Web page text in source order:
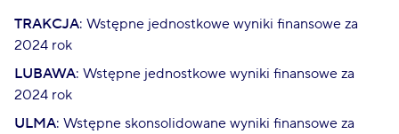
TRAKCJA: Wstępne jednostkowe wyniki finansowe za
2024 rok
LUBAWA: Wstępne jednostkowe wyniki finansowe za
2024 rok
ULMA: Wstępne skonsolidowane wyniki finansowe za